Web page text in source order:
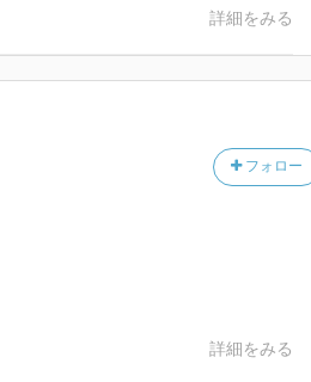
詳細をみる
フォロー
詳細をみる